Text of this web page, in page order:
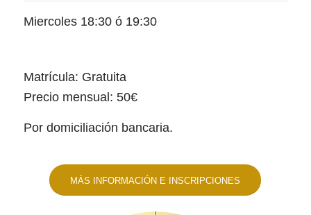
Miercoles 18:30 ó 19:30
Matrícula: Gratuita
Precio mensual: 50€
Por domiciliación bancaria.
MÁS INFORMACIÓN E INSCRIPCIONES